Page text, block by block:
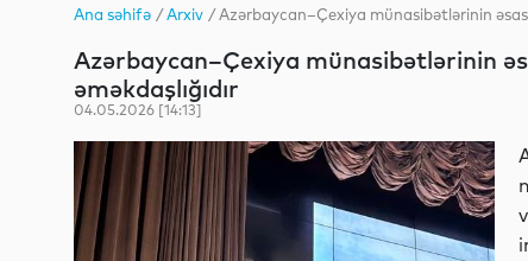
Gündəm
İqtisadiyyat
YAP
Analitika
Mədəniyyət
Müsahibə
MEDİA
Xarici siyasətTurizm
Diaspor
Ana səhifə /Arxiv / Azərbaycan–Çexiya münasibətlərinin əsas
Azərbaycan–Çexiya münasibətlərinin
əməkdaşlığıdır
04.05.2026 [14:13]